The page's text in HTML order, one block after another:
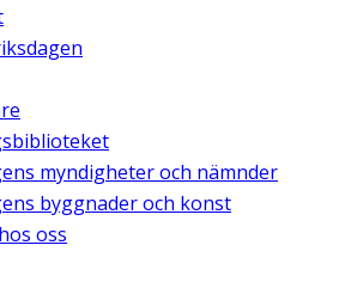
myndigheter och nämnder
byggnader och konst
oss